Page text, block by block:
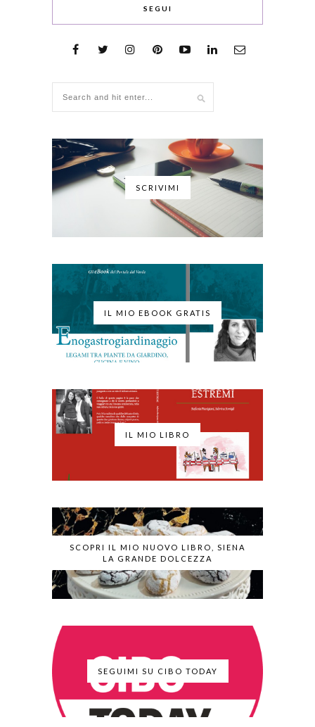
SEGUI
SCRIVIMI
IL MIO EBOOK GRATIS
IL MIO LIBRO
SCOPRI IL MIO NUOVO LIBRO, SIENA
LA GRANDE DOLCEZZA
SEGUIMI SU CIBO TODAY